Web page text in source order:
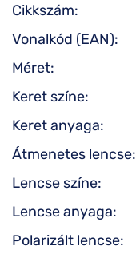
Cikkszám:
Vonalkód (EAN):
Méret:
Keret színe:
Keret anyaga:
Átmenetes lencse:
Lencse színe:
Lencse anyaga:
Polarizált lencse: